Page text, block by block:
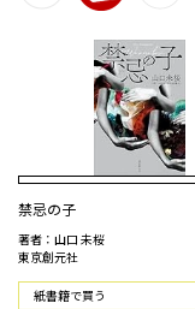
禁忌の子
著者：山口 未桜
東京創元社
紙書籍で買う